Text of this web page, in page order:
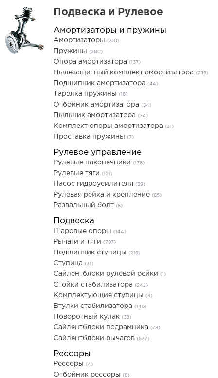
Подвеска и Рулевое
Амортизаторы и пружины
Амортизаторы (310)
Пружины (200)
Опора амортизатора (137)
Пылезащитный комплект амортизатора (259)
Подшипник амортизатора (44)
Тарелка пружины (18)
Отбойник амортизатора (84)
Пыльник амортизатора (74)
Комплект опоры амортизатора (31)
Проставка пружины (7)
Рулевое управление
Рулевые наконечники (178)
Рулевые тяги (121)
Насос гидроусилителя (39)
Рулевая рейка и крепление (85)
Развальный болт (8)
Подвеска
Шаровые опоры (144)
Рычаги и тяги (797)
Подшипник ступицы (216)
Ступица (31)
Сайлентблоки рулевой рейки (1)
Стойки стабилизатора (242)
Комплектующие ступицы (3)
Втулки стабилизатора (146)
Поворотный кулак (38)
Сайлентблоки подрамника (78)
Сайлентблоки рычагов (537)
Рессоры
Рессоры (4)
Отбойник рессоры (6)